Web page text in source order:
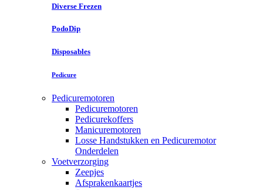
Diverse Frezen
PodoDip
Disposables
Pedicure
Pedicuremotoren
Pedicuremotoren
Pedicurekoffers
Manicuremotoren
Losse Handstukken en Pedicuremotor
Onderdelen
Voetverzorging
Zeepjes
Afsprakenkaartjes